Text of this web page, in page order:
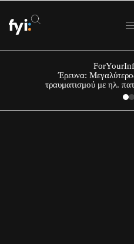
Έρευνα:
τραυματισμού με ηλ.